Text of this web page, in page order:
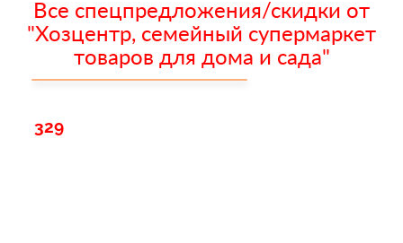
Все спецпредложения/скидки от
"Хозцентр, семейный супермаркет
товаров для дома и сада"
329